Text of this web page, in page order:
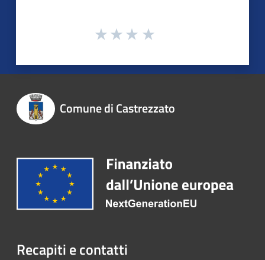
Comune di Castrezzato
Recapiti e contatti